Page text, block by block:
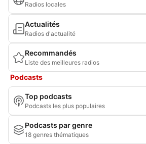
Radios locales
Actualités
Radios d'actualité
Recommandés
Liste des meilleures radios
Podcasts
Top podcasts
Podcasts les plus populaires
Podcasts par genre
18 genres thématiques